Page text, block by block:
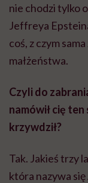
nie chodzi tylko
Jeffreya
coś, z czym
małżeństwa.
Czyli do
namówił cię
krzywdził?
Tak. Jakieś trzy
która nazywa się